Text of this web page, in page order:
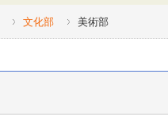
文化部 美術部